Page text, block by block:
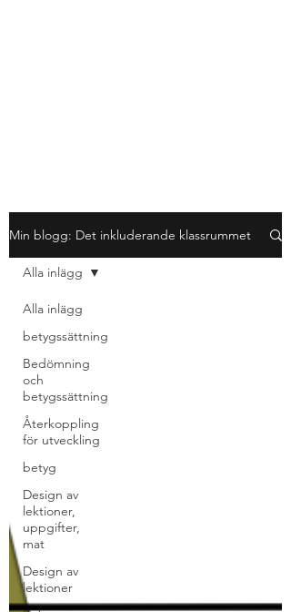
Min blogg: Det inkluderande klassrummet
Alla inlägg
betygssättning
Bedömning
och
betygssättning
Återkoppling
för utveckling
betyg
Design av
lektioner,
uppgifter,
mat
Design av
lektioner
Alla inlägg